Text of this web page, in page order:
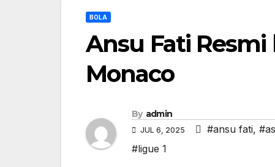
BOLA
Ansu Fati Resmi
Monaco
By admin
JUL 6, 2025 #ansu fati,
#ligue 1